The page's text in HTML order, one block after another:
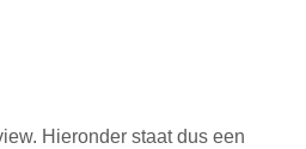
Hieronder staat dus een